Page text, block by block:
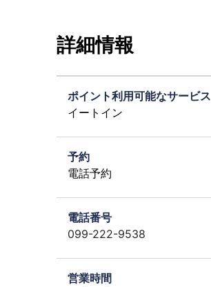
詳細情報
ポイント利用可能なサービス
イートイン
予約
電話予約
電話番号
099-222-9538
営業時間